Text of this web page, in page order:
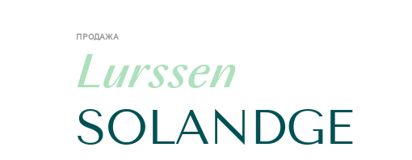
ПРОДАЖА
Lurssen
SOLANDGE